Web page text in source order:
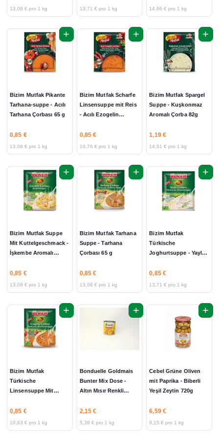
13,08 € pro 1 kg
62 g
13,71 € pro 1 kg 14,66 € pro 1 kg
+
Bizim Mutfak Pikante
Tarhana-suppe - Acılı
Tarhana Çorbası 65 g
0,85 €
13,08 € pro 1 kg
+
Bizim Mutfak Scharfe
Linsensuppe mit Reis
- Acılı Ezogelin
0,85 €
10,76 € pro 1 kg
+
Bizim Mutfak Spargel
Suppe - Kuşkonmaz
Aromalı Çorba 82g
1,19 €
14,51 € pro 1 kg
+
Bizim Mutfak Suppe
Mit Kuttelgeschmack -
İşkembe Aromalı
0,85 €
13,08 € pro 1 kg
+
Bizim Mutfak Tarhana
Suppe - Tarhana
Çorbası 65 g
0,85 €
13,08 € pro 1 kg
+
Bizim Mutfak
Türkische
Joghurtsuppe - Yayla
0,85 €
13,71 € pro 1 kg
+
Bizim Mutfak
Türkische
Linsensuppe Mit
Çorbası 80 g
0,85 €
10,63 € pro 1 kg
+
Bonduelle Goldmais
Bunter Mix Dose -
Altın Mısır Renkli
400g
2,15 €
5,38 € pro 1 kg
+
Cebel Grüne Oliven
mit Paprika - Biberli
Yeşil Zeytin 720g
6,59 €
9,15 € pro 1 kg